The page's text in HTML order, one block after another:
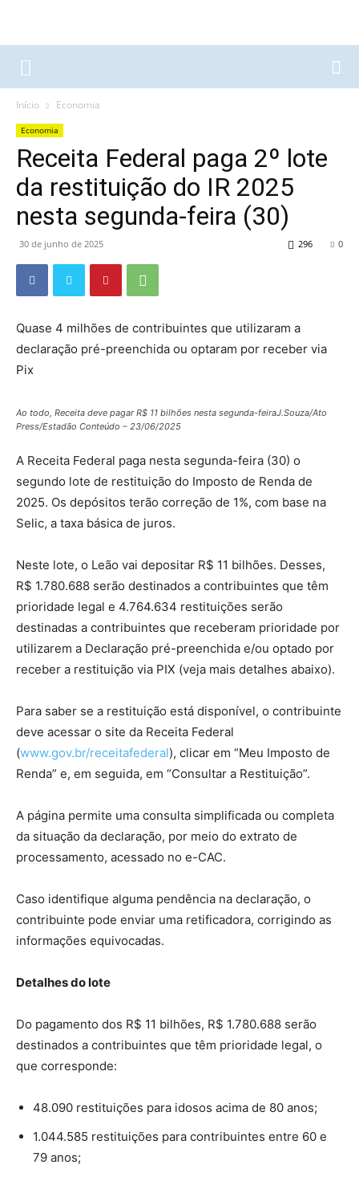
Início Economia
Economia
Receita Federal paga 2º lote
da restituição do IR 2025
nesta segunda-feira (30)
30 de junho de 2025 0
296
Quase 4 milhões de contribuintes que utilizaram a
declaração pré-preenchida ou optaram por receber via
Pix
Ao todo, Receita deve pagar R$ 11 bilhões nesta segunda-feiraJ.Souza/Ato
Press/Estadão Conteúdo – 23/06/2025
A Receita Federal paga nesta segunda-feira (30) o
segundo lote de restituição do Imposto de Renda de
2025. Os depósitos terão correção de 1%, com base na
Selic, a taxa básica de juros.
Neste lote, o Leão vai depositar R$ 11 bilhões. Desses,
R$ 1.780.688 serão destinados a contribuintes que têm
prioridade legal e 4.764.634 restituições serão
destinadas a contribuintes que receberam prioridade por
utilizarem a Declaração pré-preenchida e/ou optado por
receber a restituição via PIX (veja mais detalhes abaixo).
Para saber se a restituição está disponível, o contribuinte
deve acessar o site da Receita Federal
(www.gov.br/receitafederal), clicar em “Meu Imposto de
Renda” e, em seguida, em “Consultar a Restituição”.
A página permite uma consulta simplificada ou completa
da situação da declaração, por meio do extrato de
processamento, acessado no e-CAC.
Caso identifique alguma pendência na declaração, o
contribuinte pode enviar uma retificadora, corrigindo as
informações equivocadas.
Detalhes do lote
Do pagamento dos R$ 11 bilhões, R$ 1.780.688 serão
destinados a contribuintes que têm prioridade legal, o
que corresponde:
48.090 restituições para idosos acima de 80 anos;
1.044.585 restituições para contribuintes entre 60 e
79 anos;